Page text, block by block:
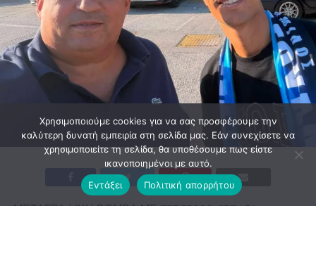
ΜΕΤΑΓΡΑΦΙΚΗ ΒΟΜΒΑ ΜΕ FEDERICO CEZAR!
Χρησιμοποιούμε cookies για να σας προσφέρουμε την
καλύτερη δυνατή εμπειρία στη σελίδα μας. Εάν συνεχίσετε να
χρησιμοποιείτε τη σελίδα, θα υποθέσουμε πως είστε
ικανοποιημένοι με αυτό.
Εντάξει
Πολιτική απορρήτου